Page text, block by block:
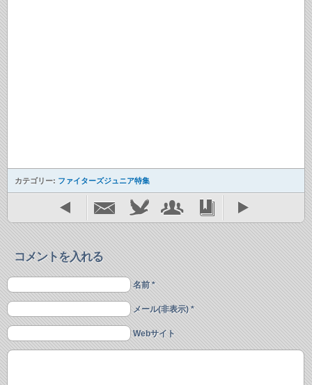
カテゴリー: ファイターズジュニア特集
コメントを入れる
名前 *
メール(非表示) *
Webサイト